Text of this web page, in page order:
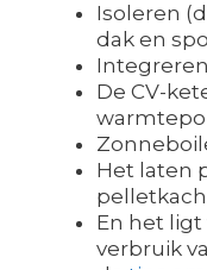
Isoleren
dak en
De CV-
Het laten
En het ligt
verbruik